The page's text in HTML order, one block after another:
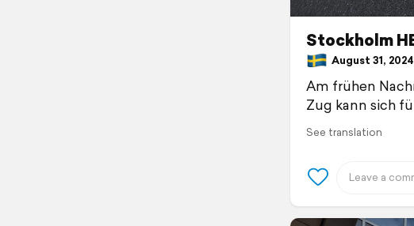
Stockholm
August 31, 2024
Am frühen
Zug kann sich
See translation